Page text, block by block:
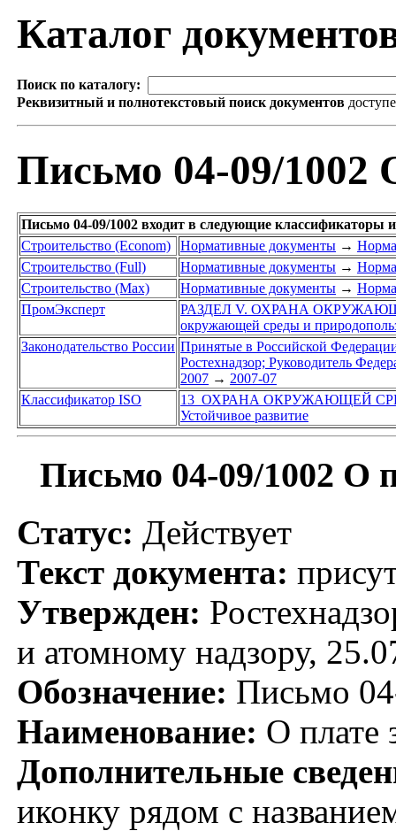
Каталог
Поиск по каталогу:
Реквизитный и полнотекстовый поиск документов
Письмо 04-09/1002
Письмо 04-09/1002 входит в следующие классификаторы
Строительство (Econom)
Нормативные документы →
Строительство (Full)
Нормативные документы →
Строительство (Max)
Нормативные документы →
ПромЭксперт
РАЗДЕЛ V. ОХРАНА
окружающей среды и
Законодательство России Принятые в Российской
Ростехнадзор; Руководитель
2007 → 2007-07
Классификатор ISO
13 ОХРАНА ОКРУЖАЮЩЕЙ
Устойчивое развитие
Письмо 04-09/1002 О
Статус: Действует
Текст документа:
Утвержден:
и атомному надзору,
Обозначение: Письмо
Наименование: О плате
Дополнительные
иконку рядом с